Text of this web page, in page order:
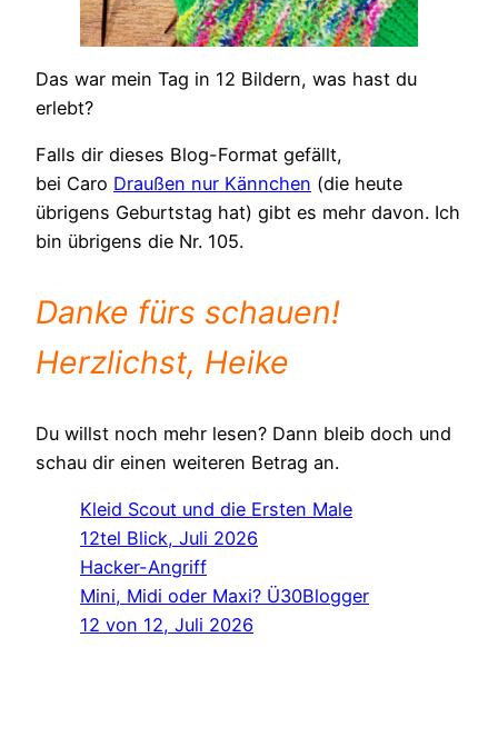
Das war mein Tag in 12 Bildern, was hast du
erlebt?
Falls dir dieses Blog-Format gefällt,
bei Caro Draußen nur Kännchen (die heute
übrigens Geburtstag hat) gibt es mehr davon. Ich
bin übrigens die Nr. 105.
Danke fürs schauen!
Herzlichst, Heike
Du willst noch mehr lesen? Dann bleib doch und
schau dir einen weiteren Betrag an.
Kleid Scout und die Ersten Male
12tel Blick, Juli 2026
Hacker-Angriff
Mini, Midi oder Maxi? Ü30Blogger
12 von 12, Juli 2026